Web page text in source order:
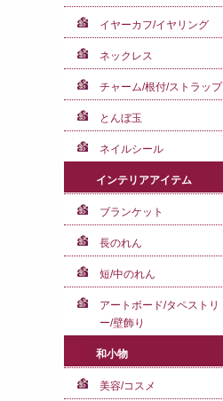
イヤーカフ/イヤリング
ネックレス
チャーム/根付/ストラップ
とんぼ玉
ネイルシール
インテリアアイテム
ブランケット
長のれん
短/中のれん
アートボード/タペストリ
ー/壁飾り
和小物
美容/コスメ